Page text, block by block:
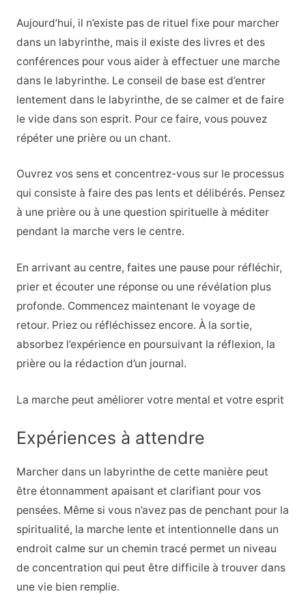
Aujourd’hui, il n’existe pas de rituel fixe pour marcher
dans un labyrinthe, mais il existe des livres et des
conférences pour vous aider à effectuer une marche
dans le labyrinthe. Le conseil de base est d’entrer
lentement dans le labyrinthe, de se calmer et de faire
le vide dans son esprit. Pour ce faire, vous pouvez
répéter une prière ou un chant.
Ouvrez vos sens et concentrez-vous sur le processus
qui consiste à faire des pas lents et délibérés. Pensez
à une prière ou à une question spirituelle à méditer
pendant la marche vers le centre.
En arrivant au centre, faites une pause pour réfléchir,
prier et écouter une réponse ou une révélation plus
profonde. Commencez maintenant le voyage de
retour. Priez ou réfléchissez encore. À la sortie,
absorbez l’expérience en poursuivant la réflexion, la
prière ou la rédaction d’un journal.
La marche peut améliorer votre mental et votre esprit
Expériences à attendre
Marcher dans un labyrinthe de cette manière peut
être étonnamment apaisant et clarifiant pour vos
pensées. Même si vous n’avez pas de penchant pour la
spiritualité, la marche lente et intentionnelle dans un
endroit calme sur un chemin tracé permet un niveau
de concentration qui peut être difficile à trouver dans
une vie bien remplie.